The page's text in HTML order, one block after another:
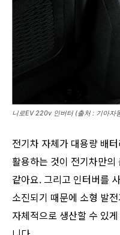
니로EV 220v 인버터 (출처 : 기아자
전기차 자체가 대용량 배
활용하는 것이 전기차만
같아요. 그리고 인터버를
소진되기 때문에 소형 발
자체적으로 생산할 수 있